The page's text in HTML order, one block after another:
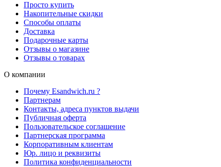
Просто купить
Накопительные скидки
Способы оплаты
Доставка
Подарочные карты
Отзывы о магазине
Отзывы о товарах
О компании
Почему Esandwich.ru ?
Партнерам
Контакты, адреса пунктов выдачи
Публичная оферта
Пользовательское соглашение
Партнерская программа
Корпоративным клиентам
Юр. лицо и реквизиты
Политика конфиденциальности